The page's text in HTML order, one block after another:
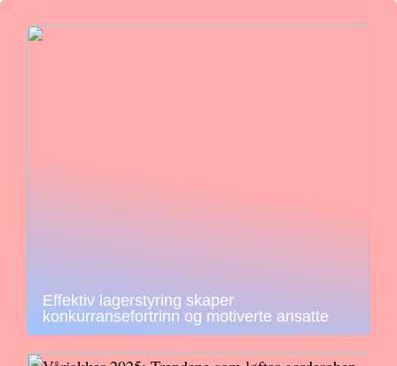
Effektiv lagerstyring skaper
konkurransefortrinn og motiverte ansatte